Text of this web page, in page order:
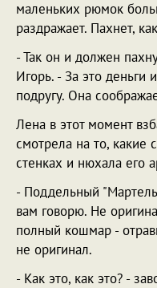
маленьких рюмок
раздражает. Пахнет,
- Так он и должен
Игорь. - За это деньги
подругу. Она
Лена в этот момент
смотрела на то, какие
стенках и нюхала его
- Поддельный
вам говорю. Не
полный кошмар -
не оригинал.
- Как это, как это? -